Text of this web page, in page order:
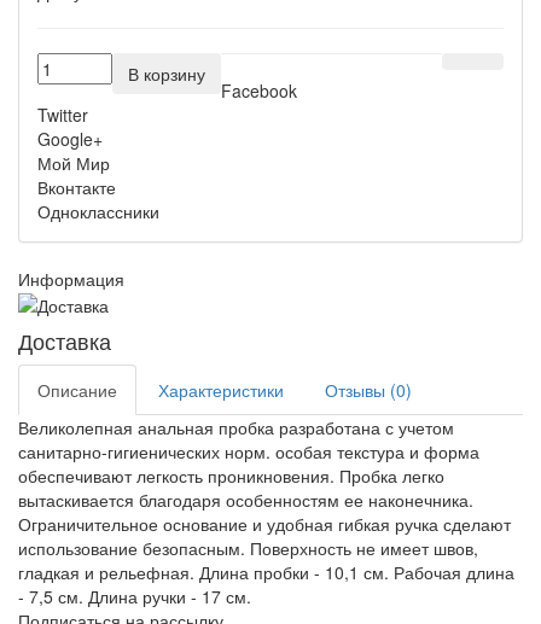
В корзину
Facebook
Twitter
Google+
Мой Мир
Вконтакте
Одноклассники
Информация
Доставка
Описание Характеристики
Отзывы (0)
Великолепная анальная пробка разработана с учетом
санитарно-гигиенических норм. особая текстура и форма
обеспечивают легкость проникновения. Пробка легко
вытаскивается благодаря особенностям ее наконечника.
Ограничительное основание и удобная гибкая ручка сделают
использование безопасным. Поверхность не имеет швов,
гладкая и рельефная. Длина пробки - 10,1 см. Рабочая длина
- 7,5 см. Длина ручки - 17 см.